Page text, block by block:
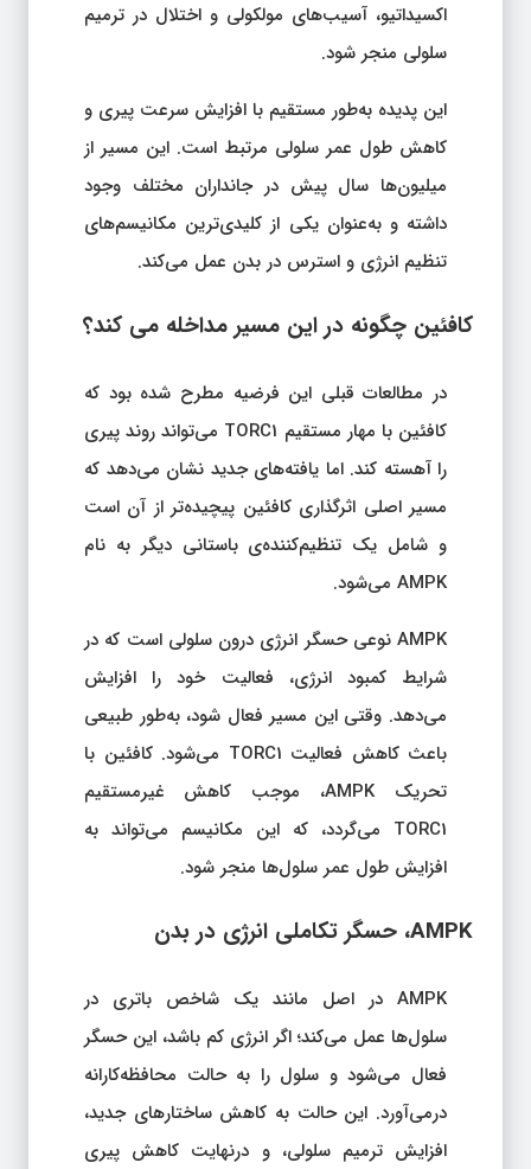
اکسیداتیو، آسیب‌های مولکولی و اختلال در ترمیم
سلولی منجر شود.
این پدیده به‌طور مستقیم با افزایش سرعت پیری و
کاهش طول عمر سلولی مرتبط است. این مسیر از
میلیون‌ها سال پیش در جانداران مختلف وجود
داشته و به‌عنوان یکی از کلیدی‌ترین مکانیسم‌های
تنظیم انرژی و استرس در بدن عمل می‌کند.
کافئین چگونه در این مسیر مداخله می‌ کند؟
در مطالعات قبلی این فرضیه مطرح شده بود که
کافئین با مهار مستقیم TORC1 می‌تواند روند پیری
را آهسته کند. اما یافته‌های جدید نشان می‌دهد که
مسیر اصلی اثرگذاری کافئین پیچیده‌تر از آن است
و شامل یک تنظیم‌کننده‌ی باستانی دیگر به نام
AMPK می‌شود.
AMPK نوعی حسگر انرژی درون سلولی است که در
شرایط کمبود انرژی، فعالیت خود را افزایش
می‌دهد. وقتی این مسیر فعال شود، به‌طور طبیعی
باعث کاهش فعالیت TORC1 می‌شود. کافئین با
تحریک AMPK، موجب کاهش غیرمستقیم
TORC1 می‌گردد، که این مکانیسم می‌تواند به
افزایش طول عمر سلول‌ها منجر شود.
AMPK، حسگر تکاملی انرژی در بدن
AMPK در اصل مانند یک شاخص باتری در
سلول‌ها عمل می‌کند؛ اگر انرژی کم باشد، این حسگر
فعال می‌شود و سلول را به حالت محافظه‌کارانه
درمی‌آورد. این حالت به کاهش ساختارهای جدید،
افزایش ترمیم سلولی، و درنهایت کاهش پیری